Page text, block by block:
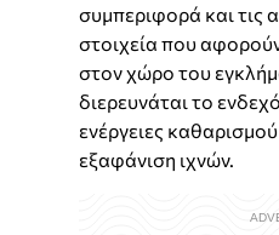
συμπεριφορά και τις
στοιχεία που
στον χώρο του
διερευνάται το
ενέργειες
εξαφάνιση ιχνών.